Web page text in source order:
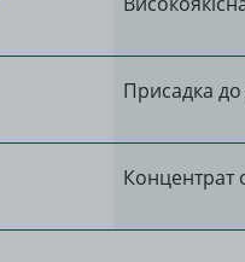
Присадка до
Концентрат